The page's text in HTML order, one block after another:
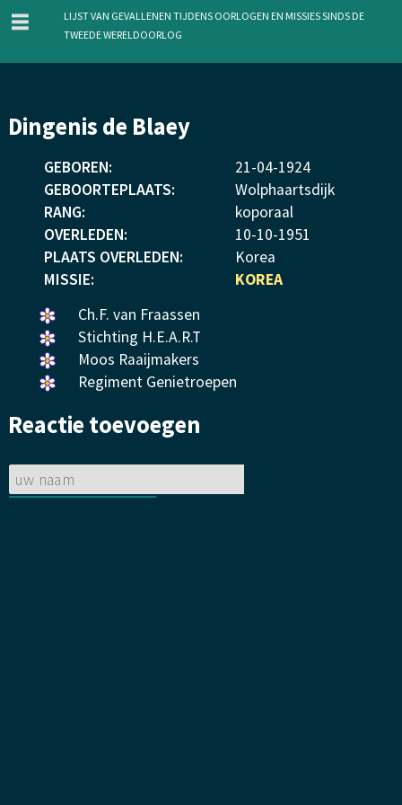
en
inhoud
menu
Lijst van gevallenen tijdens oorlogen en missies sinds de
Tweede Wereldoorlog
Dingenis de Blaey
GEBOREN: 21-04-1924
GEBOORTEPLAATS:
Wolphaartsdijk
RANG:
koporaal
OVERLEDEN:
10-10-1951
PLAATS OVERLEDEN:
Korea
MISSIE:
KOREA
Een
bloemetje
gelegd.
Ch.F. van Fraassen
Een
bloemetje
gelegd.
Stichting H.E.A.R.T
Een
bloemetje
Moos Raaijmakers
Een
gelegd.
Regiment Genietroepen
Reactie toevoegen